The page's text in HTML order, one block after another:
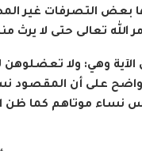
بعض التصرفات غير
الله تعالى حتى لا يرث
الآية وهي: ولا
على أن المقصود
موتاهم كما ظن